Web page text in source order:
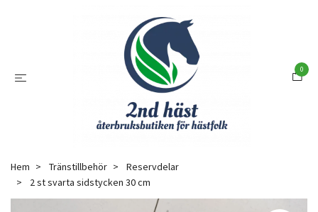
0
Hem Tränstillbehör
Reservdelar
2 st svarta sidstycken 30 cm